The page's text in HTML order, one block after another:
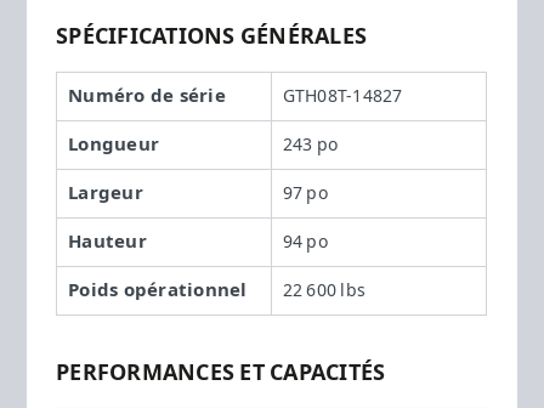
SPÉCIFICATIONS GÉNÉRALES
Numéro de série GTH08T-14827
Longueur 243 po
Largeur 97 po
Hauteur 94 po
Poids opérationnel 22 600 lbs
PERFORMANCES ET CAPACITÉS